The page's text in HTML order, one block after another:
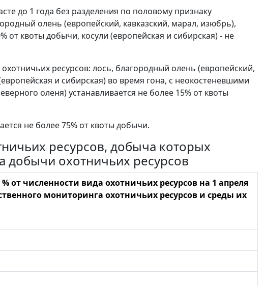
до 1 года без разделения по половому признаку
олень (европейский, кавказский, марал, изюбрь),
квоты добычи, косули (европейская и сибирская) - не
ресурсов: лось, благородный олень (европейский,
и сибирская) во время гона, с неокостеневшими
оленя) устанавливается не более 15% от квоты
не более 75% от квоты добычи.
ресурсов, добыча которых
добычи охотничьих ресурсов
от численности вида охотничьих ресурсов на 1 апреля
мониторинга охотничьих ресурсов и среды их